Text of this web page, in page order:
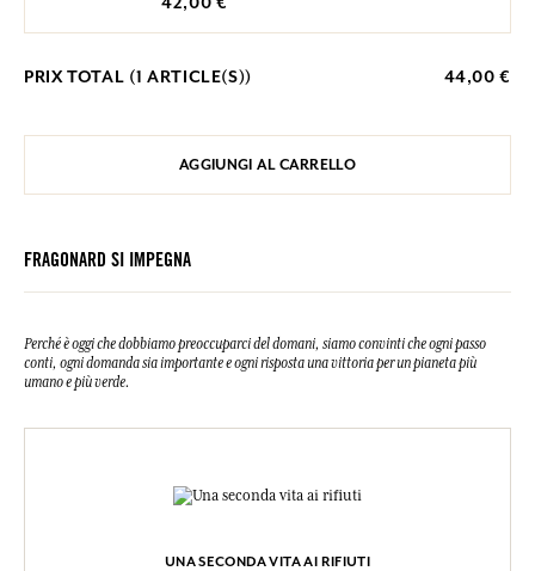
PRIX TOTAL (1 ARTICLE(S)) 44,00 €
AGGIUNGI AL CARRELLO
FRAGONARD SI IMPEGNA
Perché è oggi che dobbiamo preoccuparci del domani, siamo convinti che ogni passo
conti, ogni domanda sia importante e ogni risposta una vittoria per un pianeta più
umano e più verde.
UNA SECONDA VITA AI RIFIUTI